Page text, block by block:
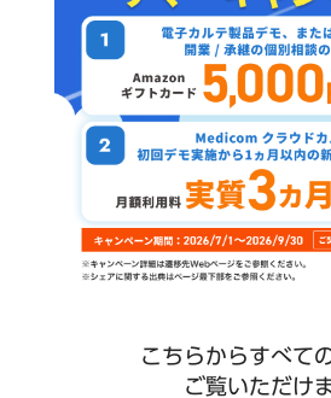
こちらからすべて
ご覧いただけ